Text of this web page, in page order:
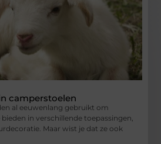
camperstoelen
al eeuwenlang gebruikt om
in verschillende toepassingen,
Maar wist je dat ze ook